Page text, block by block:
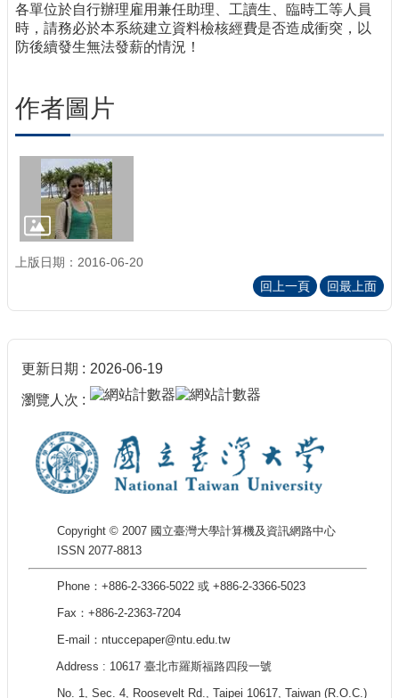
各單位於自行辦理雇用兼任助理、工讀生、臨時工等人員
時，請務必於本系統建立資料檢核經費是否造成衝突，以
防後續發生無法發薪的情況！
作者圖片
上版日期：2016-06-20
回上一頁
回最上面
更新日期 2026-06-19
瀏覽人次
Copyright © 2007 國立臺灣大學計算機及資訊網路中心
ISSN 2077-8813
Phone：+886-2-3366-5022 或 +886-2-3366-5023
Fax：+886-2-2363-7204
E-mail：ntuccepaper@ntu.edu.tw
Address : 10617 臺北市羅斯福路四段一號
No. 1, Sec. 4, Roosevelt Rd., Taipei 10617, Taiwan (R.O.C.)